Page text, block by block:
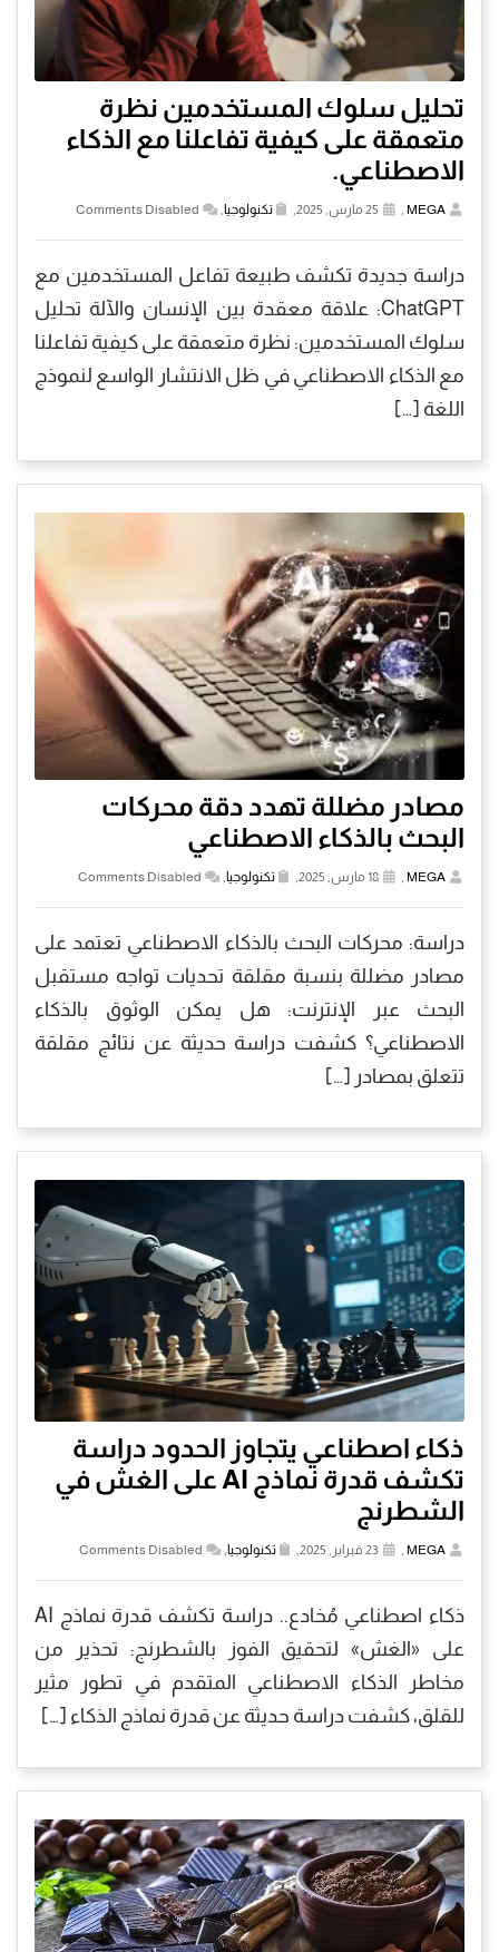
تحليل سلوك المستخدمين نظرة
متعمقة على كيفية تفاعلنا مع الذكاء
الاصطناعي.
MEGA
, تكنولوجيا,
Comments Disabled
دراسة جديدة تكشف طبيعة تفاعل المستخدمين مع
ChatGPT: علاقة معقدة بين الإنسان والآلة تحليل
سلوك المستخدمين: نظرة متعمقة على كيفية تفاعلنا
مع الذكاء الاصطناعي في ظل الانتشار الواسع لنموذج
اللغة […]
مصادر مضللة تهدد دقة محركات
البحث بالذكاء الاصطناعي
MEGA
, تكنولوجيا,
Comments Disabled
دراسة: محركات البحث بالذكاء الاصطناعي تعتمد على
مصادر مضللة بنسبة مقلقة تحديات تواجه مستقبل
البحث عبر الإنترنت: هل يمكن الوثوق بالذكاء
الاصطناعي؟ كشفت دراسة حديثة عن نتائج مقلقة
تتعلق بمصادر […]
ذكاء اصطناعي يتجاوز الحدود دراسة
تكشف قدرة نماذج AI على الغش في
الشطرنج
MEGA
, تكنولوجيا,
Comments Disabled
ذكاء اصطناعي مُخادع.. دراسة تكشف قدرة نماذج AI
على «الغش» لتحقيق الفوز بالشطرنج: تحذير من
مخاطر الذكاء الاصطناعي المتقدم في تطور مثير
للقلق، كشفت دراسة حديثة عن قدرة نماذج الذكاء […]